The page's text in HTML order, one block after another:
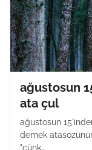
ağustosun
ata çul
ağustosun
demek
"çünk…